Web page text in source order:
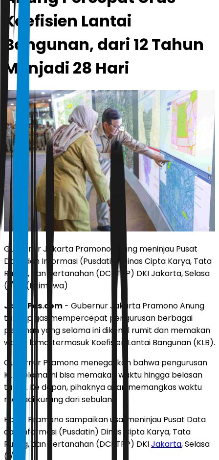
Koefisien Lantai
Bangunan, dari 12 Tahun
Menjadi 28 Hari
Gubernur Jakarta Pramono Anung meninjau Pusat
Data dan Informasi (Pusdatin) Dinas Cipta Karya, Tata
Ruang, dan Pertanahan (DCKTRP) DKI Jakarta, Selasa
(1/7). (Istimewa)
JawaPos.com - Gubernur Jakarta Pramono Anung
tancap gas mempercepat pengurusan berbagai
perizinan yang selama ini dikenal rumit dan memakan
waktu lama, termasuk Koefisien Lantai Bangunan (KLB).
Gubernur Pramono menegaskan bahwa pengurusan
KLB selama ini bisa memakan waktu hingga belasan
tahun. Ke depan, pihaknya akan memangkas waktu
menjadi kurang dari sebulan.
Hal ini Pramono sampaikan usai meninjau Pusat Data
dan Informasi (Pusdatin) Dinas Cipta Karya, Tata
Ruang, dan Pertanahan (DCKTRP) DKIJakarta, Selasa
(1/7).